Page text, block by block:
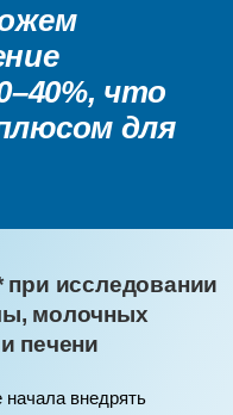
что
для
при исследовании
молочных
печени
внедрять